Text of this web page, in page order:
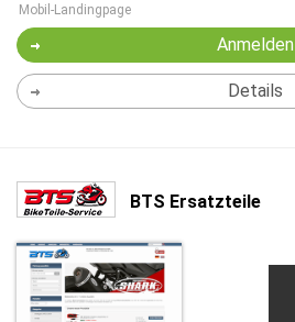
Mobil-Landingpage
Anmelden
Details
BTS Ersatzteile